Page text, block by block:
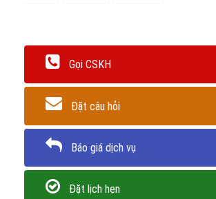
Gọi CSKH
Đặt câu hỏi
Báo giá dịch vụ
Đặt lịch hẹn